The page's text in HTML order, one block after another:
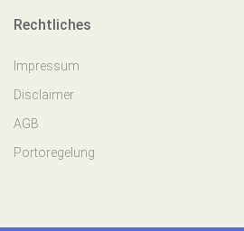
Rechtliches
Impressum
Disclaimer
AGB
Portoregelung